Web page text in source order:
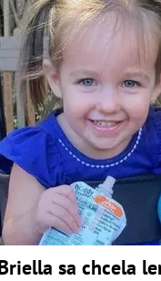
sa chcela